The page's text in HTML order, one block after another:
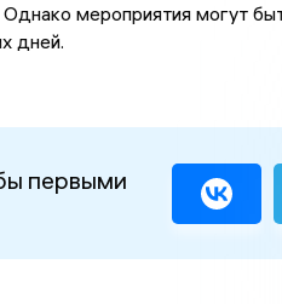
мероприятия могут
дней.
первыми